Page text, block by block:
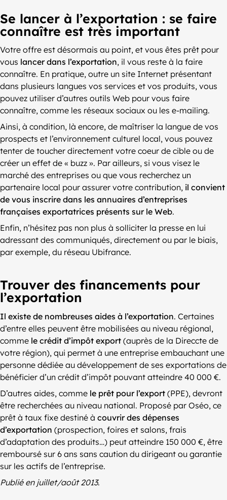
Se lancer à l’exportation : se faire
connaître est très important
Votre offre est désormais au point, et vous êtes prêt pour
vous lancer dans l’exportation, il vous reste à la faire
connaître. En pratique, outre un site Internet présentant
dans plusieurs langues vos services et vos produits, vous
pouvez utiliser d’autres outils Web pour vous faire
connaître, comme les réseaux sociaux ou les e-mailing.
Ainsi, à condition, là encore, de maîtriser la langue de vos
prospects et l’environnement culturel local, vous pouvez
tenter de toucher directement votre coeur de cible ou de
créer un effet de « buzz ». Par ailleurs, si vous visez le
marché des entreprises ou que vous recherchez un
partenaire local pour assurer votre contribution, il convient
de vous inscrire dans les annuaires d’entreprises
françaises exportatrices présents sur le Web.
Enfin, n’hésitez pas non plus à solliciter la presse en lui
adressant des communiqués, directement ou par le biais,
par exemple, du réseau Ubifrance.
Trouver des financements pour
l’exportation
Il existe de nombreuses aides à l’exportation. Certaines
d’entre elles peuvent être mobilisées au niveau régional,
comme le crédit d’impôt export (auprès de la Direccte de
votre région), qui permet à une entreprise embauchant une
personne dédiée au développement de ses exportations de
bénéficier d’un crédit d’impôt pouvant atteindre 40 000 €.
D’autres aides, comme le prêt pour l’export (PPE), devront
être recherchées au niveau national. Proposé par Oséo, ce
prêt à taux fixe destiné à couvrir des dépenses
d’exportation (prospection, foires et salons, frais
d’adaptation des produits…) peut atteindre 150 000 €, être
remboursé sur 6 ans sans caution du dirigeant ou garantie
sur les actifs de l’entreprise.
Publié en juillet/août 2013.